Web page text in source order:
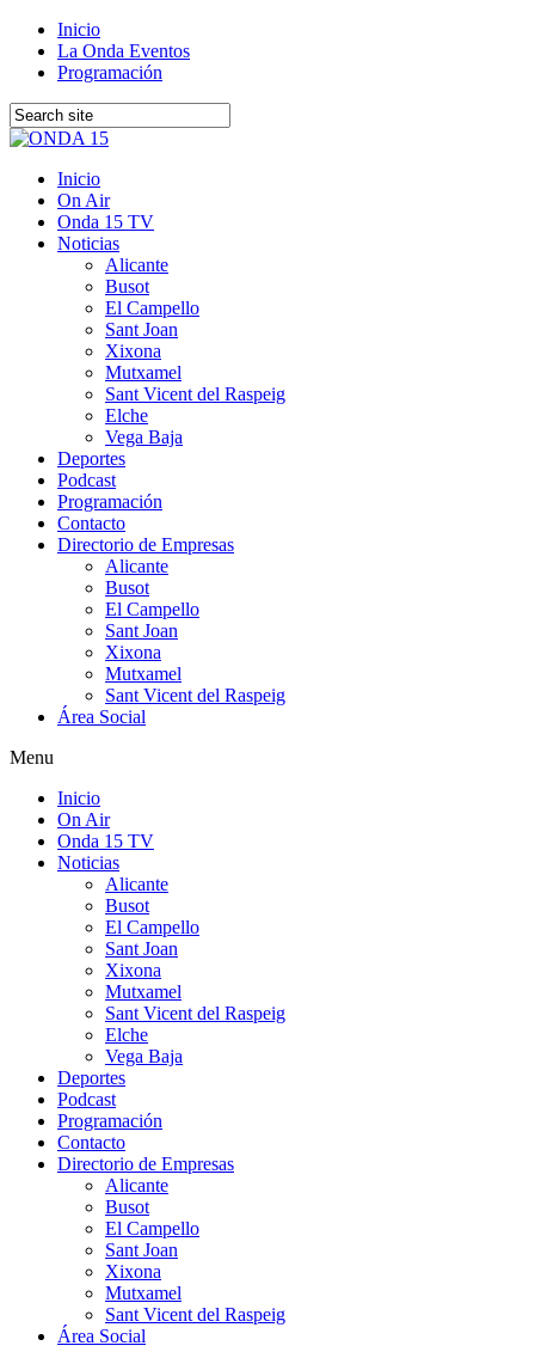
Inicio
La Onda Eventos
Programación
Inicio
On Air
Onda 15 TV
Noticias
Alicante
Busot
El Campello
Sant Joan
Xixona
Mutxamel
Sant Vicent del Raspeig
Elche
Vega Baja
Deportes
Podcast
Programación
Contacto
Directorio de Empresas
Alicante
Busot
El Campello
Sant Joan
Xixona
Mutxamel
Sant Vicent del Raspeig
Área Social
Menu
Inicio
On Air
Onda 15 TV
Noticias
Alicante
Busot
El Campello
Sant Joan
Xixona
Mutxamel
Sant Vicent del Raspeig
Elche
Vega Baja
Deportes
Podcast
Programación
Contacto
Directorio de Empresas
Alicante
Busot
El Campello
Sant Joan
Xixona
Mutxamel
Sant Vicent del Raspeig
Área Social